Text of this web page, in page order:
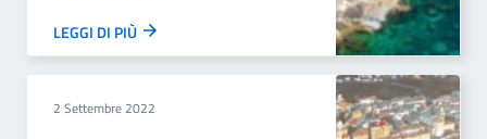
LEGGI DI PIÙ
2 Settembre 2022